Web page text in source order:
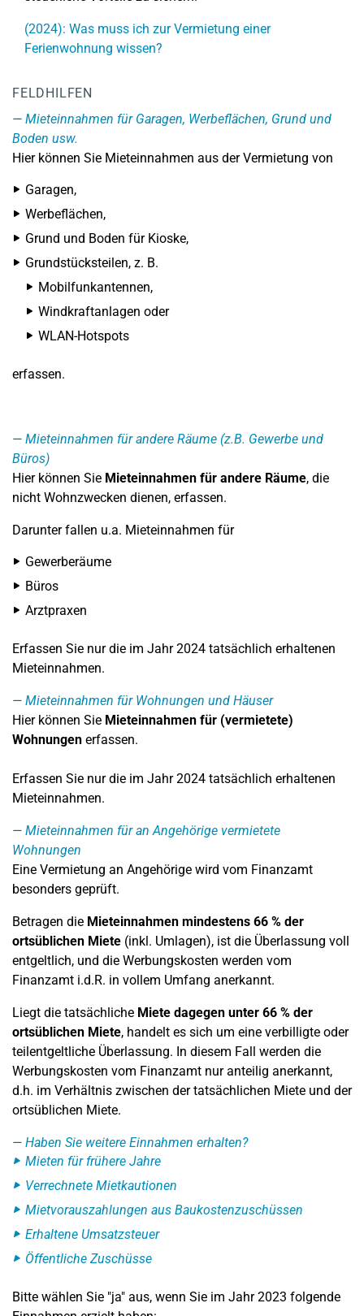
(2024): Was muss ich zur Vermietung einer
Ferienwohnung wissen?
FELDHILFEN
Mieteinnahmen für Garagen, Werbeflächen, Grund und
Boden usw.
Hier können Sie Mieteinnahmen aus der Vermietung von
Garagen,
Werbeflächen,
Grund und Boden für Kioske,
Grundstücksteilen, z. B.
Mobilfunkantennen,
Windkraftanlagen oder
WLAN-Hotspots
erfassen.
Mieteinnahmen für andere Räume (z.B. Gewerbe und
Büros)
Hier können Sie Mieteinnahmen für andere Räume, die
nicht Wohnzwecken dienen, erfassen.
Darunter fallen u.a. Mieteinnahmen für
Gewerberäume
Büros
Arztpraxen
Erfassen Sie nur die im Jahr 2024 tatsächlich erhaltenen
Mieteinnahmen.
Mieteinnahmen für Wohnungen und Häuser
Hier können Sie Mieteinnahmen für (vermietete)
Wohnungen erfassen.
Erfassen Sie nur die im Jahr 2024 tatsächlich erhaltenen
Mieteinnahmen.
Mieteinnahmen für an Angehörige vermietete
Wohnungen
Eine Vermietung an Angehörige wird vom Finanzamt
besonders geprüft.
Betragen die Mieteinnahmen mindestens 66 % der
ortsüblichen Miete (inkl. Umlagen), ist die Überlassung voll
entgeltlich, und die Werbungskosten werden vom
Finanzamt i.d.R. in vollem Umfang anerkannt.
Liegt die tatsächliche Miete dagegen unter 66 % der
ortsüblichen Miete, handelt es sich um eine verbilligte oder
teilentgeltliche Überlassung. In diesem Fall werden die
Werbungskosten vom Finanzamt nur anteilig anerkannt,
d.h. im Verhältnis zwischen der tatsächlichen Miete und der
ortsüblichen Miete.
Haben Sie weitere Einnahmen erhalten?
Mieten für frühere Jahre
Verrechnete Mietkautionen
Mietvorauszahlungen aus Baukostenzuschüssen
Erhaltene Umsatzsteuer
Öffentliche Zuschüsse
Bitte wählen Sie "ja" aus, wenn Sie im Jahr 2023 folgende